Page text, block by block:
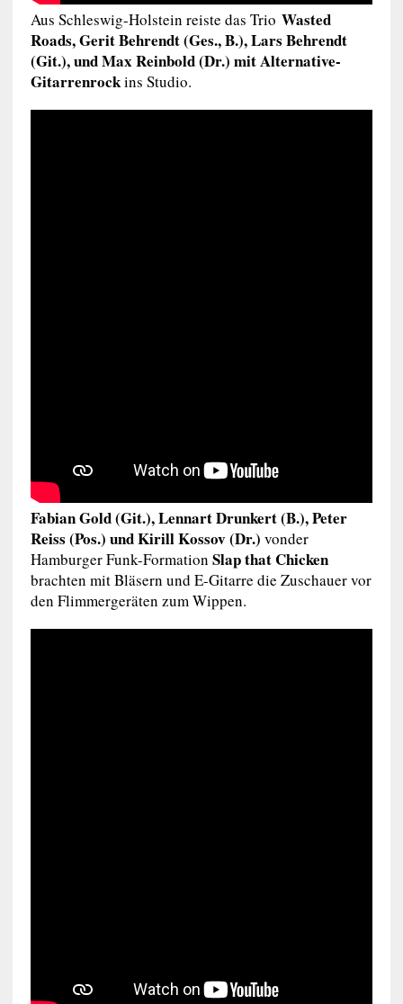
Aus Schleswig-Holstein reiste das Trio Wasted
Roads, Gerit Behrendt (Ges., B.), Lars Behrendt
(Git.), und Max Reinbold (Dr.) mit Alternative-
Gitarrenrockins Studio.
Fabian Gold (Git.), Lennart Drunkert (B.), Peter
Reiss (Pos.) und Kirill Kossov (Dr.) vonder
Hamburger Funk-Formation Slap that Chicken
brachten mit Bläsern und E-Gitarre die Zuschauer vor
den Flimmergeräten zum Wippen.